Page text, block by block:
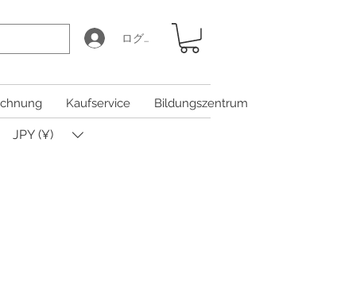
ログイン
Kaufservice Bildungszentrum
JPY (¥)